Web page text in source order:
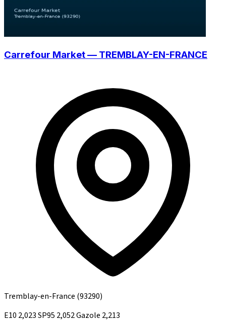
Carrefour Market — TREMBLAY-EN-FRANCE
Tremblay-en-France (93290)
E10 2,023SP95 2,052Gazole 2,213